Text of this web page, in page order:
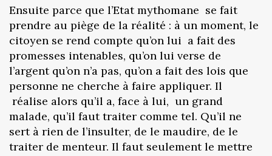
Ensuite parce que l’Etat mythomane se fait
prendre au piège de la réalité : à un moment, le
citoyen se rend compte qu’on lui a fait des
promesses intenables, qu’on lui verse de
l’argent qu’on n’a pas, qu’on a fait des lois que
personne ne cherche à faire appliquer. Il
réalise alors qu’il a, face à lui, un grand
malade, qu’il faut traiter comme tel. Qu’il ne
sert à rien de l’insulter, de le maudire, de le
traiter de menteur. Il faut seulement le mettre